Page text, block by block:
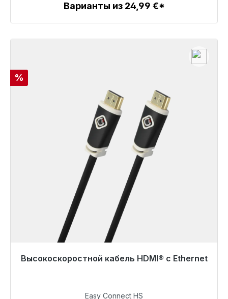
Детали
Варианты из 24,99 €*
Скидка
%
Высокоскоростной кабель HDMI® с Ethernet
Готовы к немедленной отправке, срок поставки
Easy Connect HS